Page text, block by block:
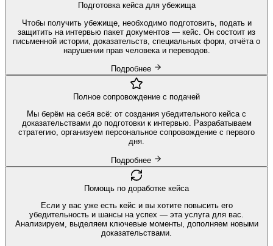
Подготовка кейса для убежища
Чтобы получить убежище, необходимо подготовить, подать и
защитить на интервью пакет документов — кейс. Он состоит из
письменной истории, доказательств, специальных форм, отчёта о
нарушении прав человека и переводов.
Подробнее
Полное сопровождение с подачей
Мы берём на себя всё: от создания убедительного кейса с
доказательствами до подготовки к интервью. Разрабатываем
стратегию, организуем персональное сопровождение с первого
дня.
Подробнее
Помощь по доработке кейса
Если у вас уже есть кейс и вы хотите повысить его
убедительность и шансы на успех — эта услуга для вас.
Анализируем, выделяем ключевые моменты, дополняем новыми
доказательствами.